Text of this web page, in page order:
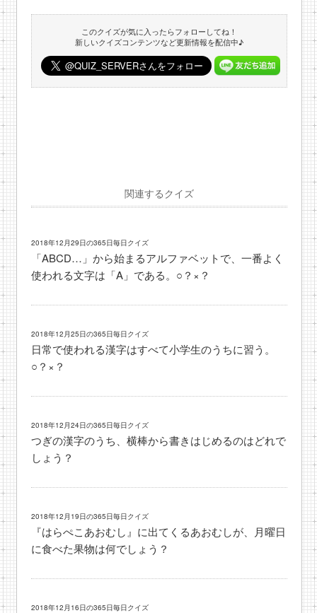
このクイズが気に入ったらフォローしてね！
新しいクイズコンテンツなど更新情報を配信中♪
関連するクイズ
2018年12月29日の365日毎日クイズ
「ABCD…」から始まるアルファベットで、一番よく
使われる文字は「A」である。○？×？
2018年12月25日の365日毎日クイズ
日常で使われる漢字はすべて小学生のうちに習う。
○？×？
2018年12月24日の365日毎日クイズ
つぎの漢字のうち、横棒から書きはじめるのはどれで
しょう？
2018年12月19日の365日毎日クイズ
『はらぺこあおむし』に出てくるあおむしが、月曜日
に食べた果物は何でしょう？
2018年12月16日の365日毎日クイズ